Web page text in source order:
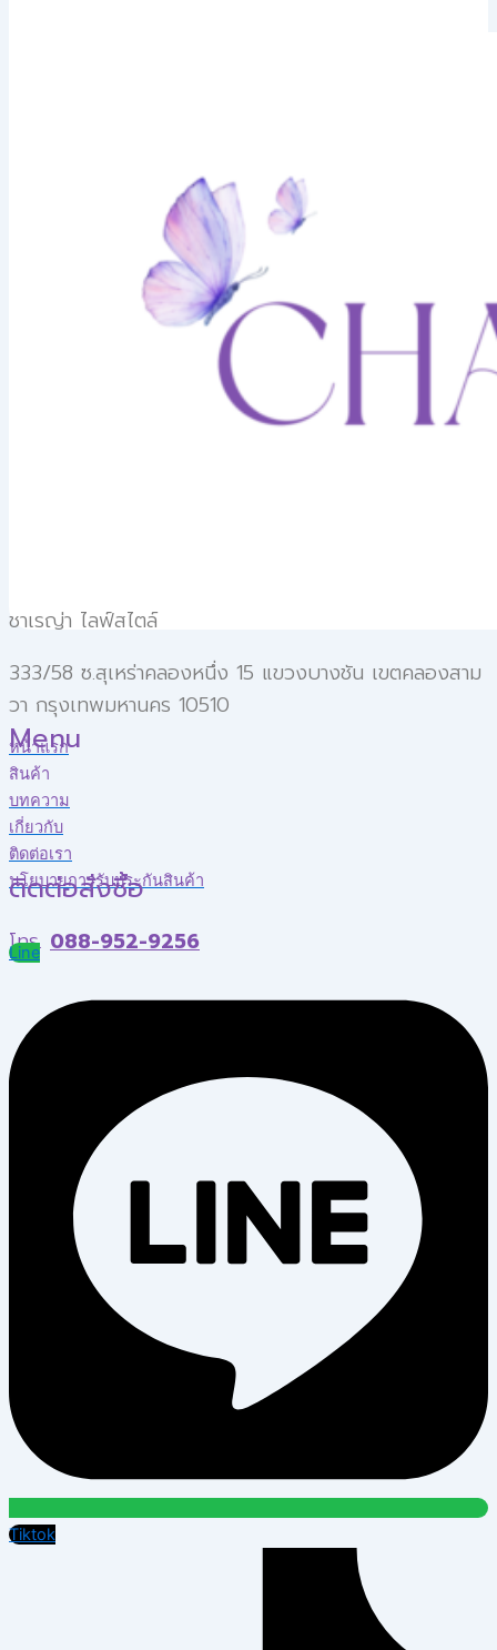
ชาเรญ่า ไลฟ์สไตล์
333/58 ซ.สุเหร่าคลองหนึ่ง 15 แขวงบางชัน เขตคลองสาม
วา กรุงเทพมหานคร 10510
Menu
หน้าแรก
สินค้า
บทความ
เกี่ยวกับ
ติดต่อเรา
นโยบายการรับประกันสินค้า
ติดต่อสั่งซื้อ
โทร. 088-952-9256
Line
Tiktok